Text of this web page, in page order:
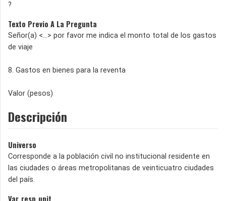
?
Texto Previo A La Pregunta
Señor(a) <...> por favor me indica el monto total de los gastos
de viaje
8. Gastos en bienes para la reventa
Valor (pesos)
Descripción
Universo
Corresponde a la población civil no institucional residente en
las ciudades o áreas metropolitanas de veinticuatro ciudades
del país.
Var_resp_unit